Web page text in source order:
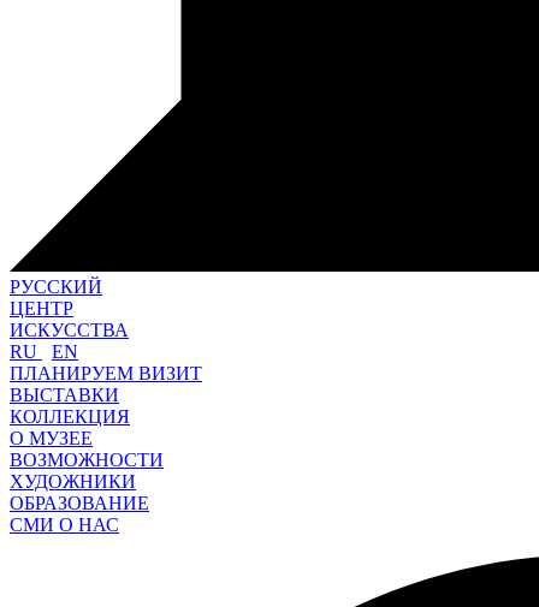
РУССКИЙ
ЦЕНТР
ИСКУССТВА
RU
EN
ПЛАНИРУЕМ ВИЗИТ
ВЫСТАВКИ
КОЛЛЕКЦИЯ
О МУЗЕЕ
ВОЗМОЖНОСТИ
ХУДОЖНИКИ
ОБРАЗОВАНИЕ
СМИ О НАС